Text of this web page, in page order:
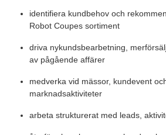
identifiera kundbehov och
Robot Coupes sortiment
driva nykundsbearbetning,
av pågående affärer
medverka vid mässor, kundevent
marknadsaktiviteter
arbeta strukturerat med leads,